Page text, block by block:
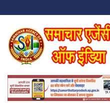
to
content
SAMACHAR
My WordPress Blog